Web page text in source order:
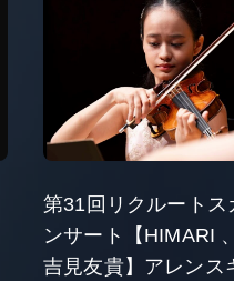
第31回リクルートス
ンサート【HIMARI
吉見友貴】アレンス